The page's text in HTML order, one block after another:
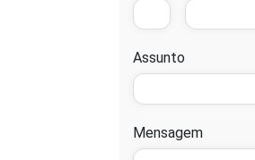
Assunto
Mensagem